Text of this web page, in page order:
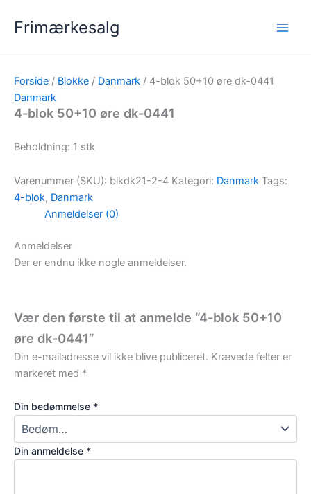
Frimærkesalg
Forside / Blokke / Danmark / 4-blok 50+10 øre dk-0441
Danmark
4-blok 50+10 øre dk-0441
Beholdning: 1 stk
Varenummer (SKU): blkdk21-2-4 Kategori: Danmark Tags:
4-blok, Danmark
Anmeldelser (0)
Anmeldelser
Der er endnu ikke nogle anmeldelser.
Vær den første til at anmelde “4-blok 50+10
øre dk-0441”
Din e-mailadresse vil ikke blive publiceret. Krævede felter er
markeret med *
Din bedømmelse *
Din anmeldelse *